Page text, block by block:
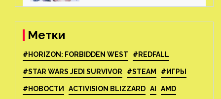
Метки
#HORIZON: FORBIDDEN WEST #REDFALL
#STAR WARS JEDI SURVIVOR #STEAM #ИГРЫ
#НОВОСТИ ACTIVISION BLIZZARD AI AMD